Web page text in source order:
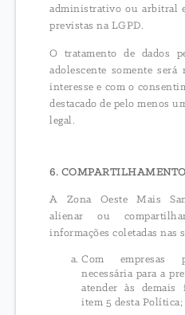
administrativo ou arbitral
previstas na LGPD.
O tratamento de dados
adolescente somente
interesse e com o
destacado de pelo menos
legal.
6.
A Zona Oeste Mais
alienar ou
informações coletadas nas
Com empresas
necessária para a
atender às demais
item 5 desta Política;